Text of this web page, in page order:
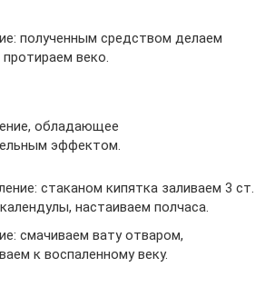
полученным средством делаем
веко.
обладающее
эффектом.
стаканом кипятка заливаем 3 ст.
настаиваем полчаса.
смачиваем вату отваром,
к воспаленному веку.